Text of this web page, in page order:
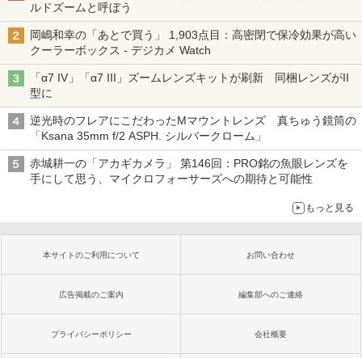
ルドズームと呼ぼう
岡嶋和幸の「あとで買う」 1,903点目：高密閉で保冷効果が高い
クーラーボックス - デジカメ Watch
「α7 IV」「α7 III」ズームレンズキットが刷新 同梱レンズがII
型に
逆光時のフレアにこだわったMマウントレンズ 真ちゅう鏡筒の
「Ksana 35mm f/2 ASPH. シルバークローム」
赤城耕一の「アカギカメラ」 第146回：PRO銘の魚眼レンズを
手にして思う、マイクロフォーサーズへの期待と可能性
もっと見る
本サイトのご利用について お問い合わせ
広告掲載のご案内 編集部へのご連絡
プライバシーポリシー 会社概要